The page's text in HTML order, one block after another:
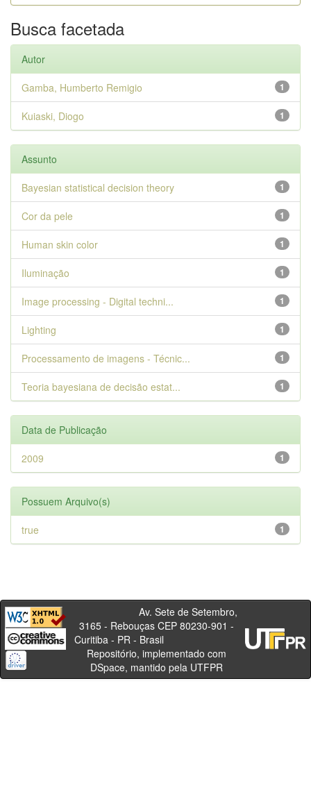
Busca facetada
Autor
1
Gamba, Humberto Remigio
1
Kuiaski, Diogo
Assunto
1
Bayesian statistical decision theory
1
Cor da pele
1
Human skin color
1
Iluminação
1
Image processing - Digital techni...
1
Lighting
1
Processamento de imagens - Técnic...
1
Teoria bayesiana de decisão estat...
Data de Publicação
1
2009
Possuem Arquivo(s)
1
true
Av. Sete de Setembro,
3165 - Rebouças CEP 80230-901 -
Curitiba - PR - Brasil
Repositório, implementado com
DSpace, mantido pela UTFPR